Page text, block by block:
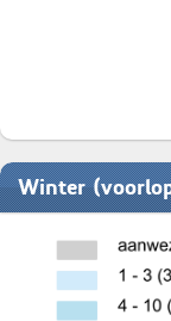
Winter